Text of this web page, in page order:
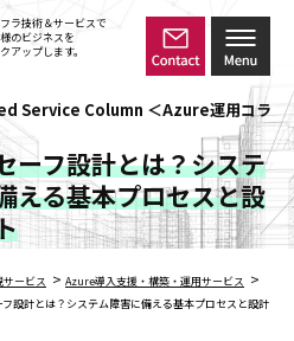
ラ技術＆サービスで
のビジネスを
アップします。
Service Column ＜Azure運用コラ
ーフ設計とは？システ
える基本プロセスと設
ービス > Azure導入支援・構築・運用サービス >
フ設計とは？システム障害に備える基本プロセスと設計